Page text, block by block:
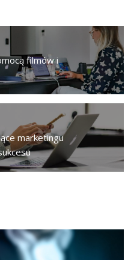
filmów i
marketingu